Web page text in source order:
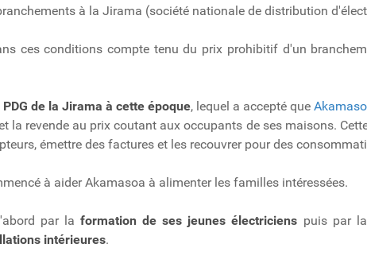
à la Jirama (société nationale de distribution
ces conditions compte tenu du prix prohibitif d'un
de la Jirama à cette époque, lequel a accepté que
la revende au prix coutant aux occupants de ses maisons.
émettre des factures et les recouvrer pour des
à aider Akamasoa à alimenter les familles intéressées.
par la formation de ses jeunes électriciens puis par la
intérieures.